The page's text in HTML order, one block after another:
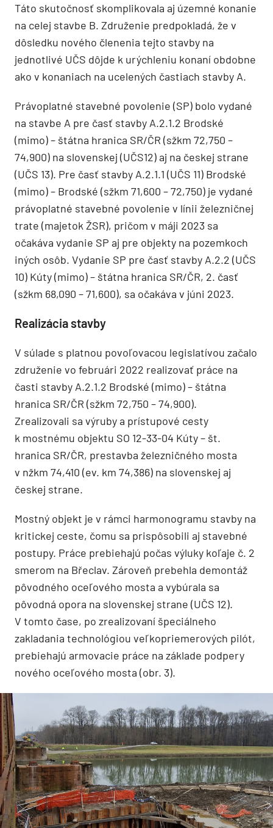
Táto skutočnosť skomplikovala aj územné konanie
na celej stavbe B. Združenie predpokladá, že v
dôsledku nového členenia tejto stavby na
jednotlivé UČS dôjde k urýchleniu konaní obdobne
ako v konaniach na ucelených častiach stavby A.
Právoplatné stavebné povolenie (SP) bolo vydané
na stavbe A pre časť stavby A.2.1.2 Brodské
(mimo) – štátna hranica SR/ČR (sžkm 72,750 –
74,900) na slovenskej (UČS12) aj na českej strane
(UČS 13). Pre časť stavby A.2.1.1 (UČS 11) Brodské
(mimo) – Brodské (sžkm 71,600 – 72,750) je vydané
právoplatné stavebné povolenie v línii železničnej
trate (majetok ŽSR), pričom v máji 2023 sa
očakáva vydanie SP aj pre objekty na pozemkoch
iných osôb. Vydanie SP pre časť stavby A.2.2 (UČS
10) Kúty (mimo) – štátna hranica SR/ČR, 2. časť
(sžkm 68,090 – 71,600), sa očakáva v júni 2023.
Realizácia stavby
V súlade s platnou povoľovacou legislatívou začalo
združenie vo februári 2022 realizovať práce na
časti stavby A.2.1.2 Brodské (mimo) – štátna
hranica SR/ČR (sžkm 72,750 – 74,900).
Zrealizovali sa výruby a prístupové cesty
k mostnému objektu SO 12-33-04 Kúty – št.
hranica SR/ČR, prestavba železničného mosta
v nžkm 74,410 (ev. km 74,386) na slovenskej aj
českej strane.
Mostný objekt je v rámci harmonogramu stavby na
kritickej ceste, čomu sa prispôsobili aj stavebné
postupy. Práce prebiehajú počas výluky koľaje č. 2
smerom na Břeclav. Zároveň prebehla demontáž
pôvodného oceľového mosta a vybúrala sa
pôvodná opora na slovenskej strane (UČS 12).
V tomto čase, po zrealizovaní špeciálneho
zakladania technológiou veľkopriemerových pilót,
prebiehajú armovacie práce na základe podpery
nového oceľového mosta (obr. 3).